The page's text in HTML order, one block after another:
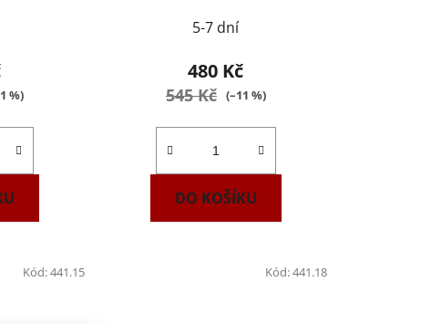
%)
5-7 dní
480 Kč
545 Kč (–11 %)
DO KOŠÍKU
Kód:441.15 Kód:441.18